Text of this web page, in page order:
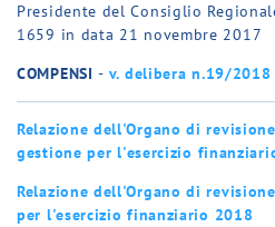
Presidente del Consiglio
1659 in data 21 novembre 2017
COMPENSI- v. delibera n.19/2018
Relazione dell'Organo di
gestione perl'esercizio
Relazione dell'Organo di
per l'esercizio finanziario 2018